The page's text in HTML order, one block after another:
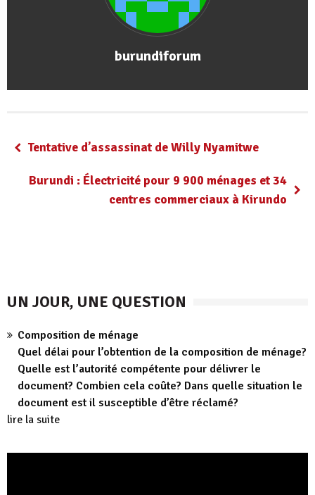
burundiforum
Tentative d’assassinat de Willy Nyamitwe
Burundi : Électricité pour 9 900 ménages et 34
centres commerciaux à Kirundo
UN JOUR, UNE QUESTION
Composition de ménage
Quel délai pour l’obtention de la composition de ménage?
Quelle est l’autorité compétente pour délivrer le
document? Combien cela coûte? Dans quelle situation le
document est il susceptible d’être réclamé?
lire la suite